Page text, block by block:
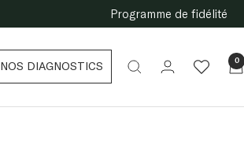
Programme de fidélité
NOS DIAGNOSTICS 0